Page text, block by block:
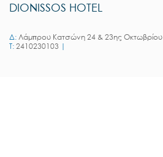
DIONISSOS HOTEL
Δ: Λάμπρου Κατσώνη 24 & 23ης Οκτωβρίου
T: 2410230103 |